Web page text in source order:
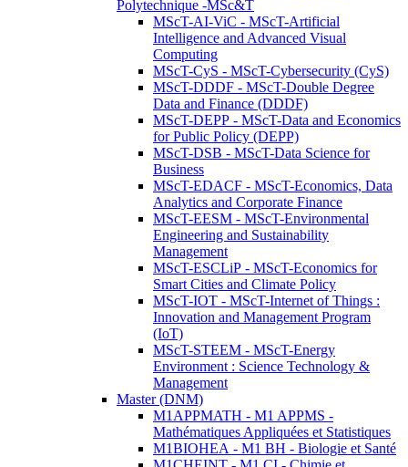
Polytechnique -MSc&T
MScT-AI-ViC - MScT-Artificial
Intelligence and Advanced Visual
Computing
MScT-CyS - MScT-Cybersecurity (CyS)
MScT-DDDF - MScT-Double Degree
Data and Finance (DDDF)
MScT-DEPP - MScT-Data and Economics
for Public Policy (DEPP)
MScT-DSB - MScT-Data Science for
Business
MScT-EDACF - MScT-Economics, Data
Analytics and Corporate Finance
MScT-EESM - MScT-Environmental
Engineering and Sustainability
Management
MScT-ESCLiP - MScT-Economics for
Smart Cities and Climate Policy
MScT-IOT - MScT-Internet of Things :
Innovation and Management Program
(IoT)
MScT-STEEM - MScT-Energy
Environment : Science Technology &
Management
Master (DNM)
M1APPMATH - M1 APPMS -
Mathématiques Appliquées et Statistiques
M1BIOHEA - M1 BH - Biologie et Santé